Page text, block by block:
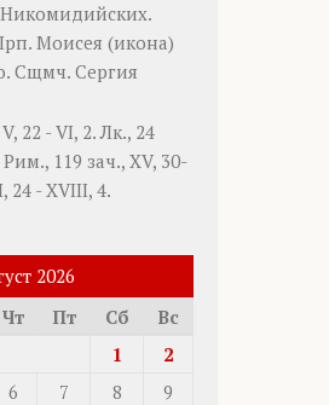
Никомидийских.
Моисея (икона)
Сщмч.Сергия
22 - VI, 2. Лк., 24
Рим., 119 зач., XV, 30-
24 - XVIII, 4.
2026
Чт Пт Сб
Вс
1
2
6 7 8
9